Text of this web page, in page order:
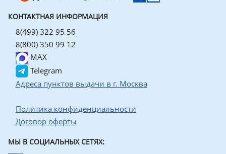
КОНТАКТНАЯ ИНФОРМАЦИЯ
8(499) 322 95 56
8(800) 350 99 12
MAX
Telegram
Адреса пунктов выдачи в г. Москва
Политика конфиденциальности
Договор оферты
МЫ В СОЦИАЛЬНЫХ СЕТЯХ: